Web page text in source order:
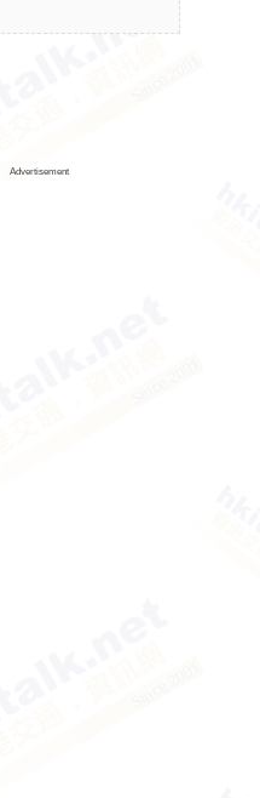
Advertisement